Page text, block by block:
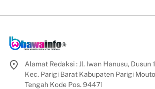
Alamat Redaksi : Jl. Iwan Hanusu, Dusun
Kec. Parigi Barat Kabupaten Parigi
Tengah Kode Pos. 94471